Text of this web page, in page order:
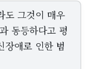
도 그것이 매우
동등하다고 평
장애로 인한 범